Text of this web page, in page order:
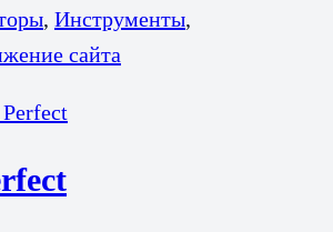
, Инструменты,
сайта